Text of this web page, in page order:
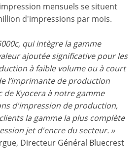
mensuels se situent
d'impressions par mois.
qui intègre la gamme
ajoutée significative pour les
à faible volume ou à court
l’imprimante de production
de Kyocera à notre gamme
d'impression de production,
la gamme la plus complète
jet d'encre du secteur. »
Directeur Général Bluecrest